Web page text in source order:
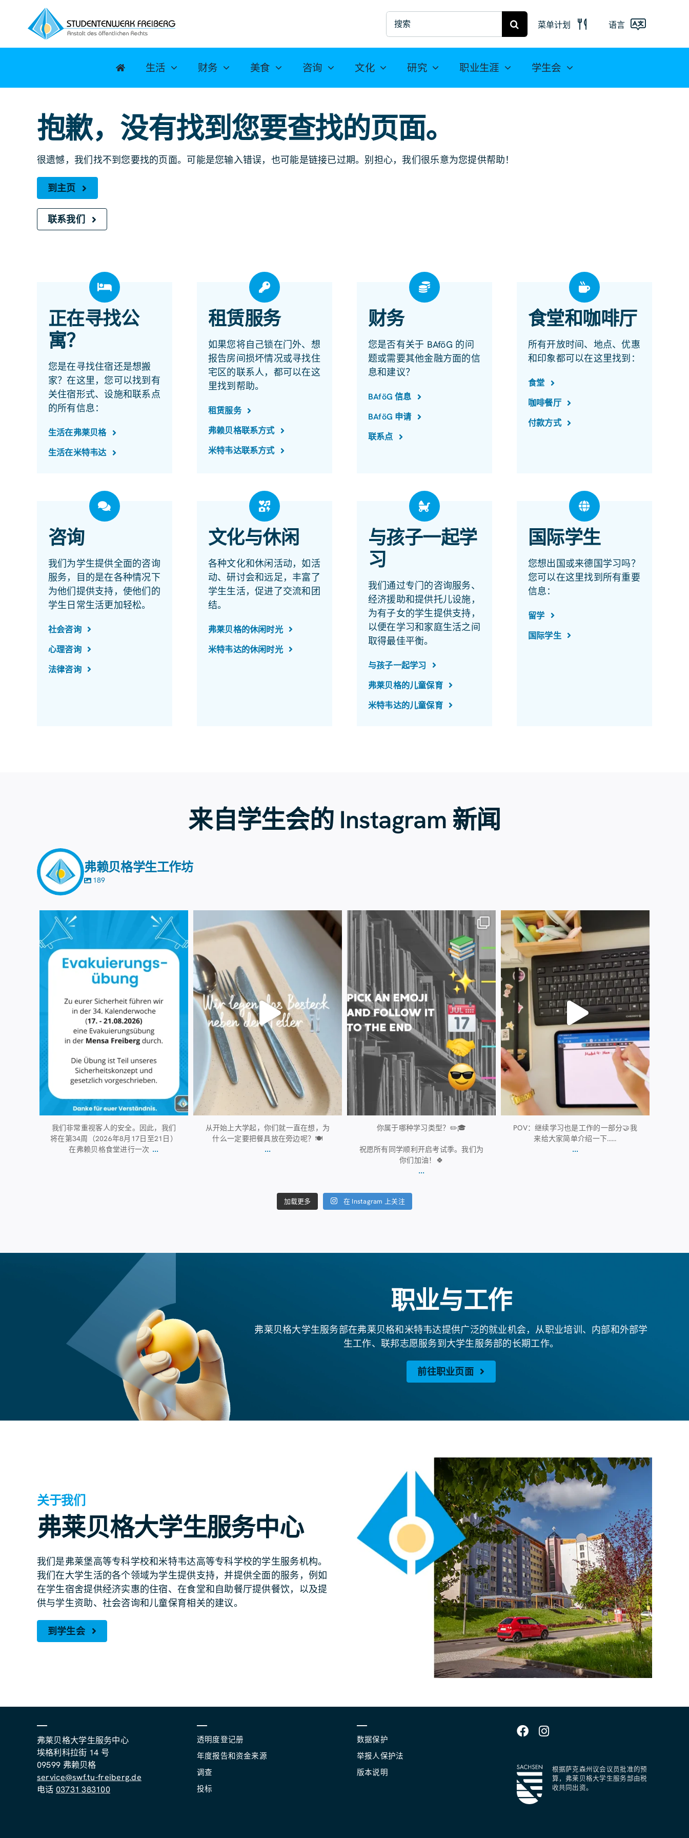
容
搜
索
菜单计划
弗赖贝格菜
饮计划
语言
English
生活 财务 美食 咨询 文化 研究 职业生涯 学生会
抱歉，没有找到您要查找的页面。
很遗憾，我们找不到您要找的页面。可能是您输入错误，也可能是链接已过期。别担心，我们很乐意为您提供帮助！
到主页
联系我们
正在寻找公
寓？
您是在寻找住宿还是想搬
家？在这里，您可以找到有
关住宿形式、设施和联系点
的所有信息：
生活在弗莱贝格
生活在米特韦达
租赁服务
如果您将自己锁在门外、想
报告房间损坏情况或寻找住
宅区的联系人，都可以在这
里找到帮助。
租赁服务
弗赖贝格联系方式
米特韦达联系方式
财务
您是否有关于 BAföG 的问
题或需要其他金融方面的信
息和建议？
BAföG 信息
BAföG 申请
联系点
食堂和咖啡厅
所有开放时间、地点、优惠
和印象都可以在这里找到：
食堂
咖啡餐厅
付款方式
咨询
我们为学生提供全面的咨询
服务，目的是在各种情况下
为他们提供支持，使他们的
学生日常生活更加轻松。
社会咨询
心理咨询
法律咨询
文化与休闲
各种文化和休闲活动，如活
动、研讨会和远足，丰富了
学生生活，促进了交流和团
结。
弗莱贝格的休闲时光
米特韦达的休闲时光
与孩子一起学
习
我们通过专门的咨询服务、
经济援助和提供托儿设施，
为有子女的学生提供支持，
以便在学习和家庭生活之间
取得最佳平衡。
与孩子一起学习
弗莱贝格的儿童保育
米特韦达的儿童保育
国际学生
您想出国或来德国学习吗？
您可以在这里找到所有重要
信息：
留学
国际学生
来自学生会的 Instagram 新闻
弗赖贝格学生工作坊
189
我们非常重视客人的安全。因此，我们
将在第34周（2026年8月17日至21日）
在弗赖贝格食堂进行一次 ...
224
从开始上大学起，你们就一直在想，为
什么一定要把餐具放在旁边呢？🍽️
...
7月20日
28
你属于哪种学习类型？✏️🎓
祝愿所有同学顺利开启考试季。我们为
你们加油！🍀
...
7月13日
61
POV：继续学习也是工作的一部分🤝我
来给大家简单介绍一下……
...
加载更多 在 Instagram 上关注
职业与工作
弗莱贝格大学生服务部在弗莱贝格和米特韦达提供广泛的就业机会，从职业培训、内部和外部学
生工作、联邦志愿服务到大学生服务部的长期工作。
前往职业页面
关于我们
弗莱贝格大学生服务中心
我们是弗莱堡高等专科学校和米特韦达高等专科学校的学生服务机构。
我们在大学生活的各个领域为学生提供支持，并提供全面的服务，例如
在学生宿舍提供经济实惠的住宿、在食堂和自助餐厅提供餐饮，以及提
供与学生资助、社会咨询和儿童保育相关的建议。
到学生会
弗莱贝格大学生服务中心
埃格利科拉街 14 号
09599 弗赖贝格
service@swf.tu-freiberg.de
电话 03731 383100
透明度登记册
年度报告和资金来源
调查
投标
数据保护
举报人保护法
版本说明
根据萨克森州议会议员批准的预
算，弗莱贝格大学生服务部由税
收共同出资。